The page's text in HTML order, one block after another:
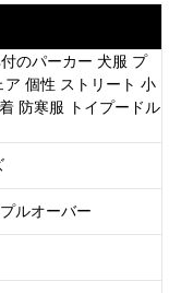
のパーカー 犬服 プ
ア 個性 ストリート 小
防寒服 トイプードル
ルオーバー